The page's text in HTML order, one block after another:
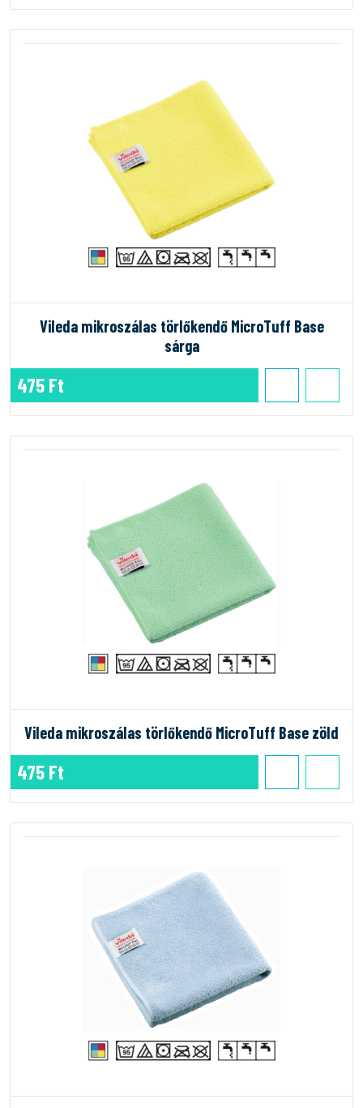
Vileda mikroszálas törlőkendő MicroTuff Base
sárga
475 Ft
Vileda mikroszálas törlőkendő MicroTuff Base zöld
475 Ft